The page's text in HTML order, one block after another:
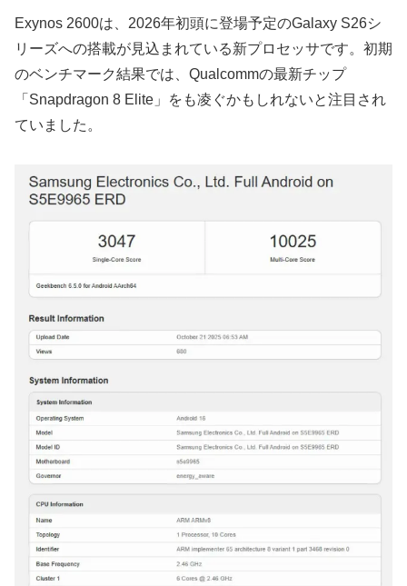
Exynos 2600は、2026年初頭に登場予定のGalaxy S26シ
リーズへの搭載が見込まれている新プロセッサです。初期
のベンチマーク結果では、Qualcommの最新チップ
「Snapdragon 8 Elite」をも凌ぐかもしれないと注目され
ていました。